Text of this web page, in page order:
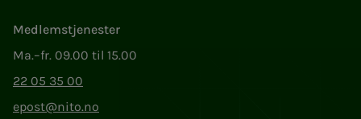
Medlemstjenester
Ma.–fr. 09.00 til 15.00
22 05 35 00
epost@nito.no